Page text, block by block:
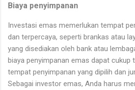
Biaya penyimpanan
Investasi emas memerlukan tempat
dan terpercaya, seperti brankas atau
yang disediakan oleh bank atau
biaya penyimpanan emas dapat cukup
tempat penyimpanan yang dipilih dan
Sebagai investor emas, Anda harus